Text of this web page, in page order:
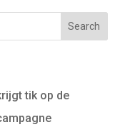
tik op de